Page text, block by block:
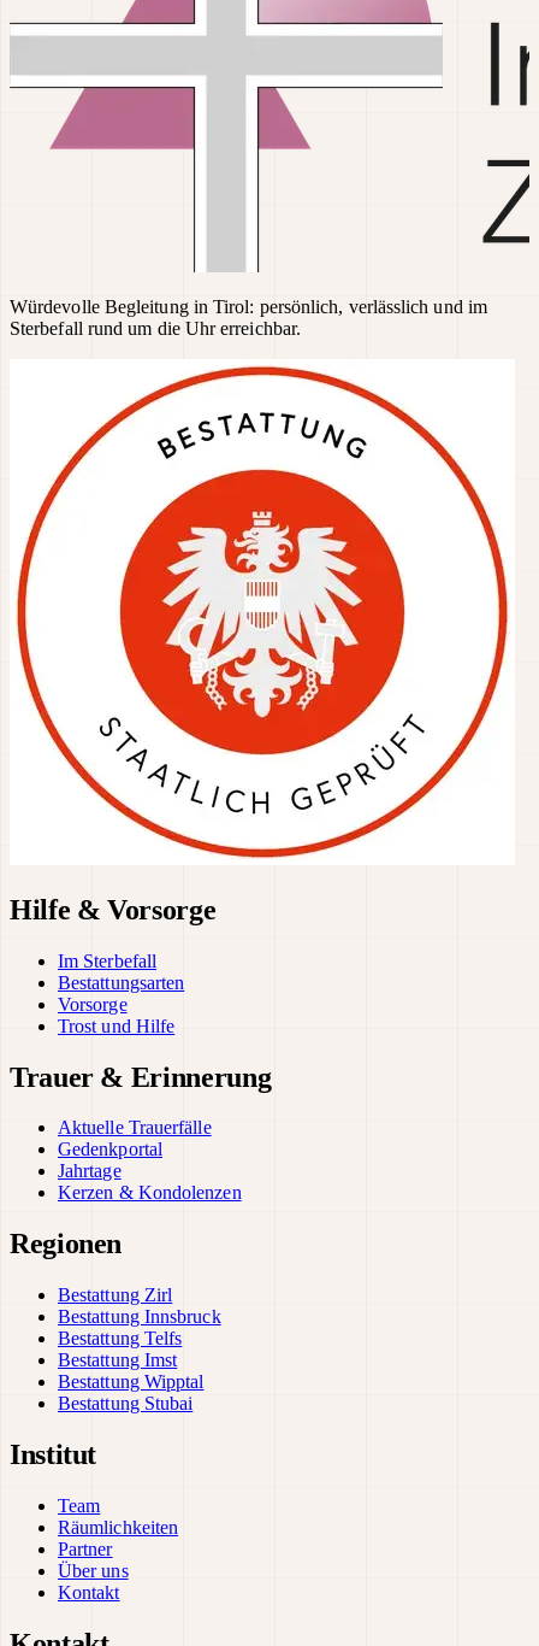
Würdevolle Begleitung in Tirol: persönlich, verlässlich und im
Sterbefall rund um die Uhr erreichbar.
Hilfe & Vorsorge
Im Sterbefall
Bestattungsarten
Vorsorge
Trost und Hilfe
Trauer & Erinnerung
Aktuelle Trauerfälle
Gedenkportal
Jahrtage
Kerzen & Kondolenzen
Regionen
Bestattung Zirl
Bestattung Innsbruck
Bestattung Telfs
Bestattung Imst
Bestattung Wipptal
Bestattung Stubai
Institut
Team
Räumlichkeiten
Partner
Über uns
Kontakt